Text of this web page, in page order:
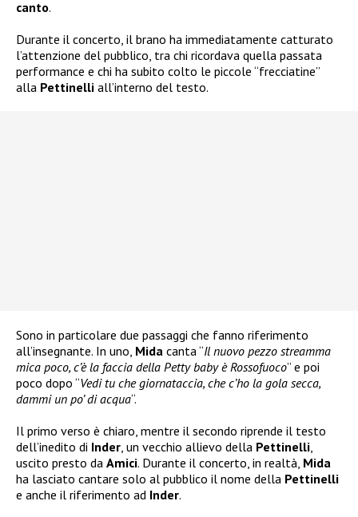
canto.
Durante il concerto, il brano ha immediatamente catturato
l’attenzione del pubblico, tra chi ricordava quella passata
performance e chi ha subito colto le piccole “frecciatine”
alla Pettinelli all’interno del testo.
Sono in particolare due passaggi che fanno riferimento
all’insegnante. In uno, Mida canta “Il nuovo pezzo streamma
mica poco, c’è la faccia della Petty baby è Rossofuoco” e poi
poco dopo “Vedi tu che giornataccia, che c’ho la gola secca,
dammi un po’ di acqua“.
Il primo verso è chiaro, mentre il secondo riprende il testo
dell’inedito di Inder , un vecchio allievo della Pettinelli
uscito presto da Amici. Durante il concerto, in realtà, Mida
ha lasciato cantare solo al pubblico il nome della Pettinelli
e anche il riferimento ad Inder.